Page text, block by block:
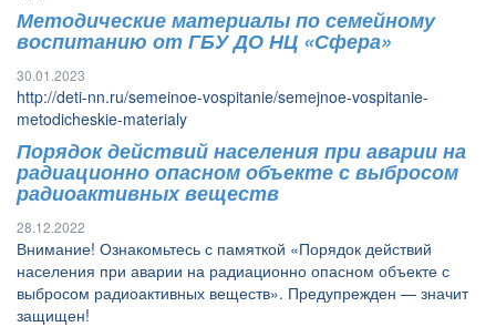
Методические материалы по семейному
воспитанию от ГБУ ДО НЦ «Сфера»
30.01.2023
http://deti-nn.ru/semeinoe-vospitanie/semejnoe-vospitanie-
metodicheskie-materialy
Порядок действий населения при аварии на
радиационно опасном объекте с выбросом
радиоактивных веществ
28.12.2022
Внимание! Ознакомьтесь с памяткой «Порядок действий
населения при аварии на радиационно опасном объекте с
выбросом радиоактивных веществ». Предупрежден — значит
защищен!